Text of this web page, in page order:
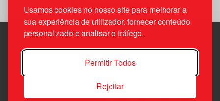
Usamos cookies no nosso site para melhorar a
sua experiência de utilizador, fornecer conteúdo
personalizado e analisar o tráfego.
Permitir Todos
Rejeitar
Edif. Lisboa Oriente | Av. Infante D. Henrique, n.º 333H, esc.
1800-282 Lisboa | Portugal